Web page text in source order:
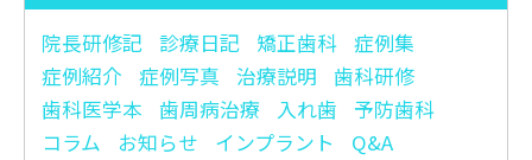
2022.08.22
インビザライン矯正院長日
記
2022.08.11 2022.8.6ヤンリンデセミナー
院長研修記 診療日記 矯正歯科 症例集
症例紹介
症例写真 治療説明
歯科研修
歯科医学本
歯周病治療 入れ歯
予防歯科
コラム
お知らせ インプラント Q&A